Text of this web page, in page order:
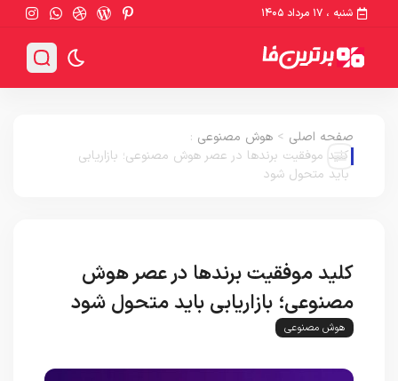
شنبه ، ۱۷ مرداد ۱۴۰۵
صفحه اصلی > هوش مصنوعی :
کلید موفقیت برندها در عصر هوش مصنوعی؛ بازاریابی
باید متحول شود
کلید موفقیت برندها در عصر هوش
مصنوعی؛ بازاریابی باید متحول شود
هوش مصنوعی